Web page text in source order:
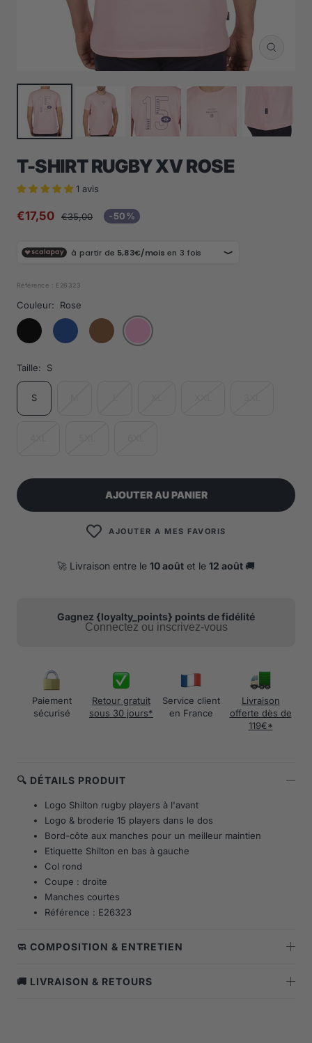
Zoom
T-SHIRT RUGBY XV ROSE
1 avis
Prix
vente
€17,50
Prix
€35,00 -50%
Référence : E26323
Couleur: Rose
Taille: S
S
AJOUTER AU PANIER
AJOUTER A MES FAVORIS
🚀 Livraison entre le 10 août et le 12 août 🚚
Gagnez {loyalty_points} points de fidélité
Connectez ou inscrivez-vous
Paiement
sécurisé
Retour gratuit
sous 30 jours*
Service client
en France
Livraison
offerte dès de
119€*
🔍 DÉTAILS PRODUIT
Logo Shilton rugby players à l'avant
Logo & broderie 15 players dans le dos
Bord-côte aux manches pour un meilleur maintien
Etiquette Shilton en bas à gauche
Col rond
Coupe : droite
Manches courtes
Référence : E26323
🧼 COMPOSITION & ENTRETIEN
🚚 LIVRAISON & RETOURS